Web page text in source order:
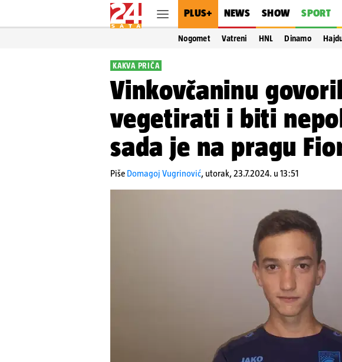
PLUS+ NEWS SHOW SPORT
Nogomet Vatreni HNL Dinamo
KAKVA PRIČA
Vinkovčaninu
vegetirati i biti
sada je na pragu
Piše Domagoj Vugrinović, utorak, 23.7.2024. u 13:51